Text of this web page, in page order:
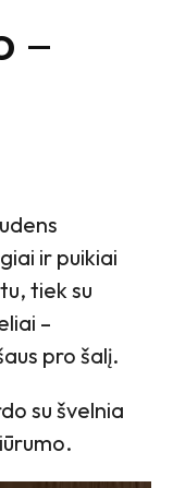
–
ir puikiai
tiek su
–
pro šalį.
su švelnia